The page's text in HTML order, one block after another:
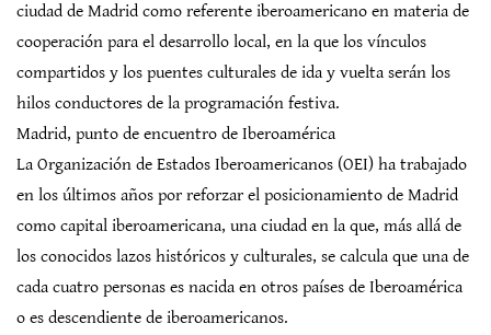
ciudad de Madrid como referente iberoamericano en materia de
cooperación para el desarrollo local, en la que los vínculos
compartidos y los puentes culturales de ida y vuelta serán los
hilos conductores de la programación festiva.
Madrid, punto de encuentro de Iberoamérica
La Organización de Estados Iberoamericanos (OEI) ha trabajado
en los últimos años por reforzar el posicionamiento de Madrid
como capital iberoamericana, una ciudad en la que, más allá de
los conocidos lazos históricos y culturales, se calcula que una de
cada cuatro personas es nacida en otros países de Iberoamérica
o es descendiente de iberoamericanos.